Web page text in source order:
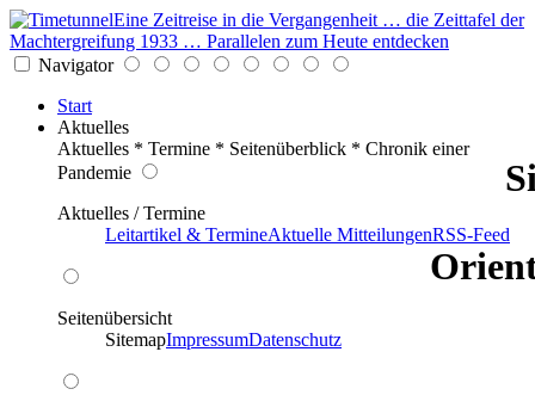
Eine Zeitreise in die Vergangenheit … die Zeittafel der
Machtergreifung 1933 … Parallelen zum Heute entdecken
Navigator
Start
Aktuelles
Aktuelles * Termine * Seitenüberblick * Chronik einer
Pandemie
Aktuelles / Termine
Leitartikel & TermineAktuelle MitteilungenRSS-Feed
Seitenübersicht
SitemapImpressumDatenschutz